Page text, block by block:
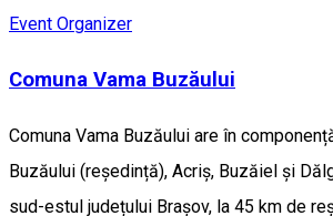
Event Organizer
Comuna Vama Buzăului
Comuna Vama Buzăului are în
Buzăului (reședință), Acriș, Buzăiel și
sud-estul județului Brașov, la 45 km de